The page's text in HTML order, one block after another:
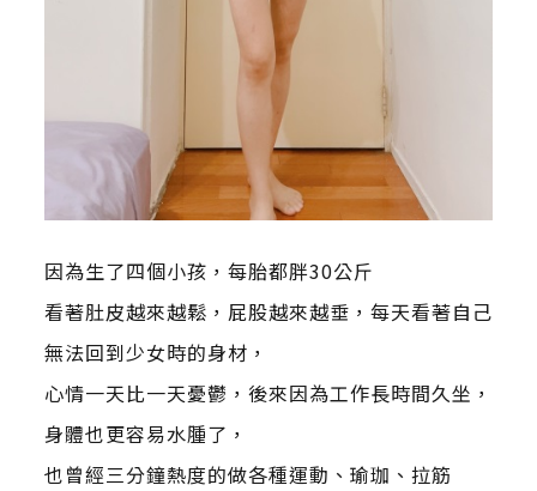
因為生了四個小孩，每胎都胖30公斤
看著肚皮越來越鬆，屁股越來越垂，每天看著自己
無法回到少女時的身材，
心情一天比一天憂鬱，後來因為工作長時間久坐，
身體也更容易水腫了，
也曾經三分鐘熱度的做各種運動、瑜珈、拉筋